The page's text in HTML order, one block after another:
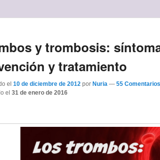
y trombosis:
y tratamiento
el 10 de diciembre de 2012 por Nuria — 55
el 31 de enero de 2016